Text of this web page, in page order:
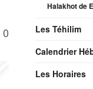
0
Halakhot de
Les Téhilim
Calendrier
Les Horaires